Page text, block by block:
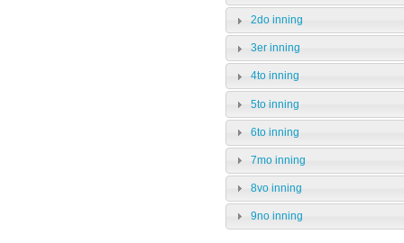
2do inning
3er inning
4to inning
5to inning
6to inning
7mo inning
8vo inning
9no inning